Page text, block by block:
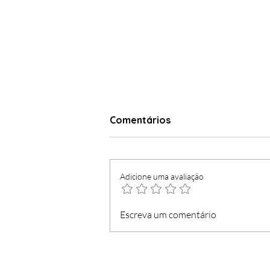
Madeirense concorre
contra figura distinguida
Comentários
Adicione uma avaliação
Escreva um comentário